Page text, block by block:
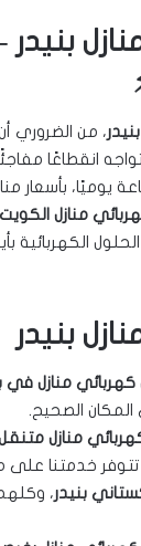
بنيدر، من الضروري
انقطاعًا مفاجئًا
منازل الكويت
الكهربائية
بنيدر
كهربائي منازل في
المكان الصحيح.
منازل متنقل
تتوفر خدمتنا
بنيدر،